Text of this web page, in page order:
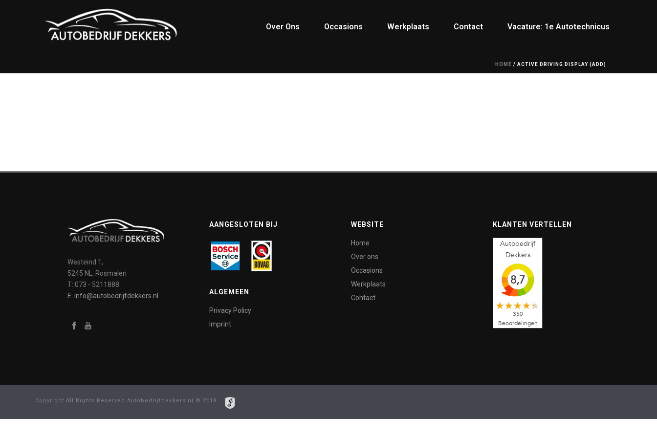
Over Ons Occasions Werkplaats Contact Vacature: 1e Autotechnicus
HOME / ACTIVE DRIVING DISPLAY (ADD)
Westeind 1,
5245 NL, Rosmalen
T: 073 - 5211888
E: info@autobedrijfdekkers.nl
AANGESLOTEN BIJ
ALGEMEEN
Privacy Policy
Imprint
WEBSITE
Home
Over ons
Occasions
Werkplaats
Contact
KLANTEN VERTELLEN
Autobedrijf
Dekkers
8,7
350
Beoordelingen
Copyright All Rights Reserved Autobedrijfdekkers.nl © 2018